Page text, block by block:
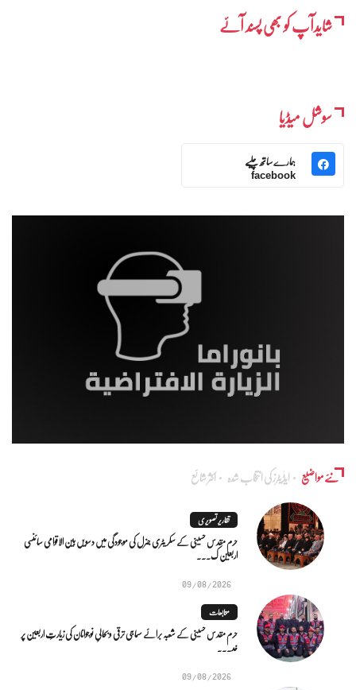
شایدآپ کو بھی پسند آئے
سوشل میڈیا
ہمارے ساتھ چلیے
facebook
نئے مواضیع ایڈٰیٹرز کی انتخاب شدہ اکثر شائع
تقاریر تصویری
حرم مقدس حسینی کے سکریٹری جنرل کی موجودگی میں دسویں بین الاقوامی سائنسی
اربعین ک...
09/08/2026
متابعات
حرم مقدس حسینی کے شعبہ برائے سماجی ترقی و بحالیِ نوجوانان کی زیارتِ اربعین پر
خد...
09/08/2026